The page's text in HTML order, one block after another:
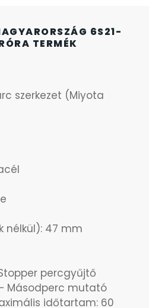
6S21-
TERMÉK
szerkezet (Miyota
nélkül): 47 mm
percgyűjtő
Másodperc mutató
időtartam: 60